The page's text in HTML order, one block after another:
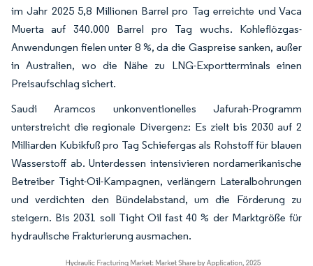
im Jahr 2025 5,8 Millionen Barrel pro Tag erreichte und Vaca
Muerta auf 340.000 Barrel pro Tag wuchs. Kohleflözgas-
Anwendungen fielen unter 8 %, da die Gaspreise sanken, außer
in Australien, wo die Nähe zu LNG-Exportterminals einen
Preisaufschlag sichert.
Saudi Aramcos unkonventionelles Jafurah-Programm
unterstreicht die regionale Divergenz: Es zielt bis 2030 auf 2
Milliarden Kubikfuß pro Tag Schiefergas als Rohstoff für blauen
Wasserstoff ab. Unterdessen intensivieren nordamerikanische
Betreiber Tight-Oil-Kampagnen, verlängern Lateralbohrungen
und verdichten den Bündelabstand, um die Förderung zu
steigern. Bis 2031 soll Tight Oil fast 40 % der Marktgröße für
hydraulische Frakturierung ausmachen.